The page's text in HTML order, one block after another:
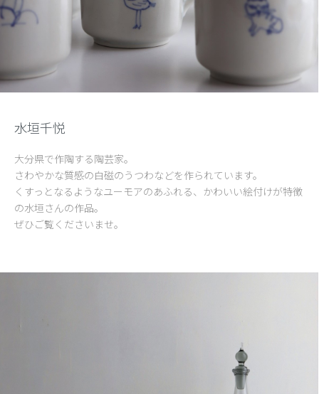
水垣千悦
大分県で作陶する陶芸家。
さわやかな質感の白磁のうつわなどを作られています。
くすっとなるようなユーモアのあふれる、かわいい絵付けが特徴
の水垣さんの作品。
ぜひご覧くださいませ。